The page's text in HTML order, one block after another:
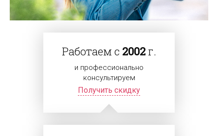
Работаем с 2002 г.
и профессионально
консультируем
Получить скидку